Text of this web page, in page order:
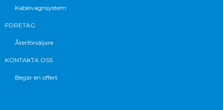
Kabelvagnsystem
FÖRETAG
Återförsäljare
KONTAKTA OSS
Begär en offert